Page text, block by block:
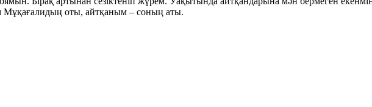
Мұқағалидың оты, айтқаным – соның аты.